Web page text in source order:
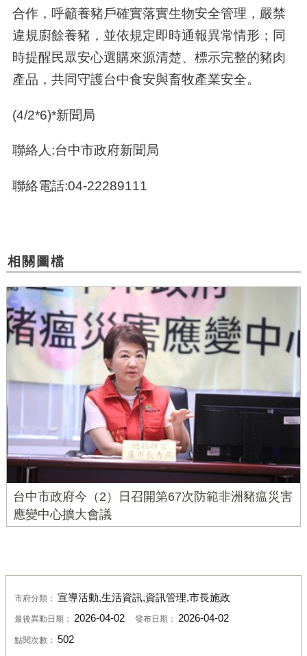
合作，呼籲養豬戶確實落實生物安全管理，嚴禁
違規廚餘養豬，並依規定即時通報異常情形；同
時提醒民眾安心選購來源清楚、標示完整的豬肉
產品，共同守護台中食安與畜牧產業安全。
(4/2*6)*新聞局
聯絡人:台中市政府新聞局
聯絡電話:04-22289111
相關圖檔
台中市政府今（2）日召開第67次防範非洲豬瘟災害
應變中心擴大會議
市府分類： 宣導活動,生活資訊,資訊管理,市長施政
最後異動日期： 2026-04-02 發布日期： 2026-04-02
點閱次數： 502